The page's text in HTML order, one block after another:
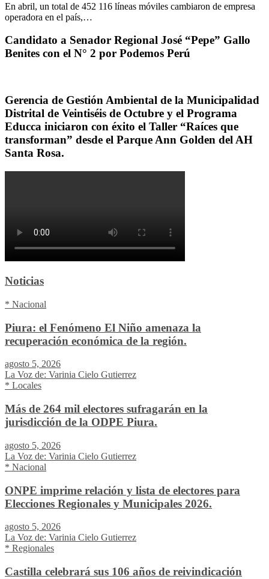
En abril, un total de 452 116 líneas móviles cambiaron de empresa
operadora en el país,…
Candidato a Senador Regional José “Pepe” Gallo
Benites con el N° 2 por Podemos Perú
Gerencia de Gestión Ambiental de la Municipalidad
Distrital de Veintiséis de Octubre y el Programa
Educca iniciaron con éxito el Taller “Raíces que
transforman” desde el Parque Ann Golden del AH
Santa Rosa.
Noticias
* Nacional
Piura: el Fenómeno El Niño amenaza la
recuperación económica de la región.
agosto 5, 2026
La Voz de: Varinia Cielo Gutierrez
* Locales
Más de 264 mil electores sufragarán en la
jurisdicción de la ODPE Piura.
agosto 5, 2026
La Voz de: Varinia Cielo Gutierrez
* Nacional
ONPE imprime relación y lista de electores para
Elecciones Regionales y Municipales 2026.
agosto 5, 2026
La Voz de: Varinia Cielo Gutierrez
* Regionales
Castilla celebrará sus 106 años de reivindicación